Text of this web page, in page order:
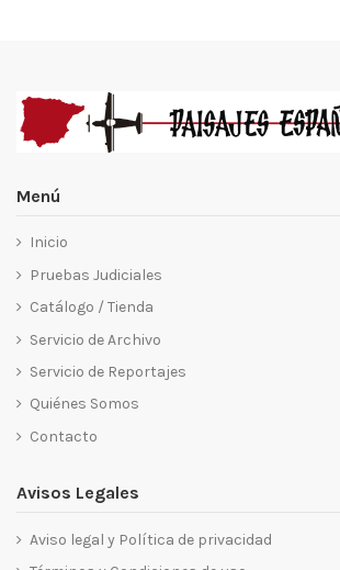
Menú
Inicio
Pruebas Judiciales
Catálogo / Tienda
Servicio de Archivo
Servicio de Reportajes
Quiénes Somos
Contacto
Avisos Legales
Aviso legal y Política de privacidad